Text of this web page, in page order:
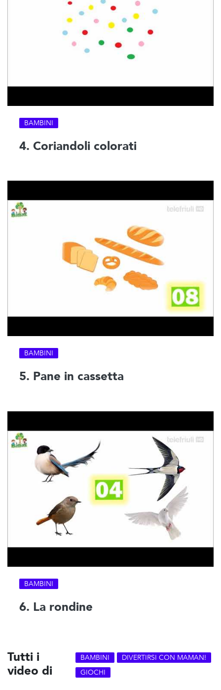
BAMBINI
4. Coriandoli colorati
BAMBINI
5. Pane in cassetta
BAMBINI
6. La rondine
Tutti i
video di
BAMBINI
DIVERTIRSI CON MAMAN!
GIOCHI